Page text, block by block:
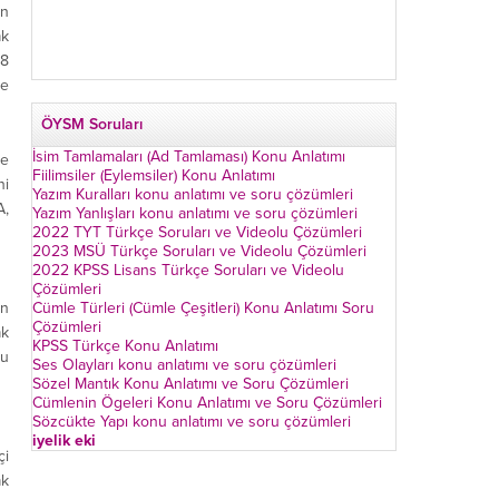
ÖYSM Soruları
İsim Tamlamaları (Ad Tamlaması) Konu Anlatımı
Fiilimsiler (Eylemsiler) Konu Anlatımı
Yazım Kuralları konu anlatımı ve soru çözümleri
Yazım Yanlışları konu anlatımı ve soru çözümleri
2022 TYT Türkçe Soruları ve Videolu Çözümleri
2023 MSÜ Türkçe Soruları ve Videolu Çözümleri
2022 KPSS Lisans Türkçe Soruları ve Videolu
Çözümleri
Cümle Türleri (Cümle Çeşitleri) Konu Anlatımı Soru
Çözümleri
KPSS Türkçe Konu Anlatımı
Ses Olayları konu anlatımı ve soru çözümleri
Sözel Mantık Konu Anlatımı ve Soru Çözümleri
Cümlenin Ögeleri Konu Anlatımı ve Soru Çözümleri
Sözcükte Yapı konu anlatımı ve soru çözümleri
iyelik eki